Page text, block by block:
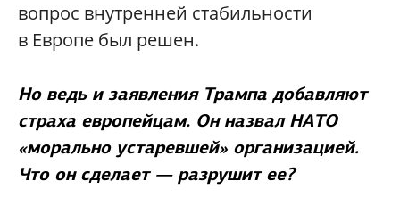
вопрос внутренней стабильности
в Европе был решен.
Но ведь и заявления Трампа добавляют
страха европейцам. Он назвал НАТО
«морально устаревшей» организацией.
Что он сделает — разрушит ее?